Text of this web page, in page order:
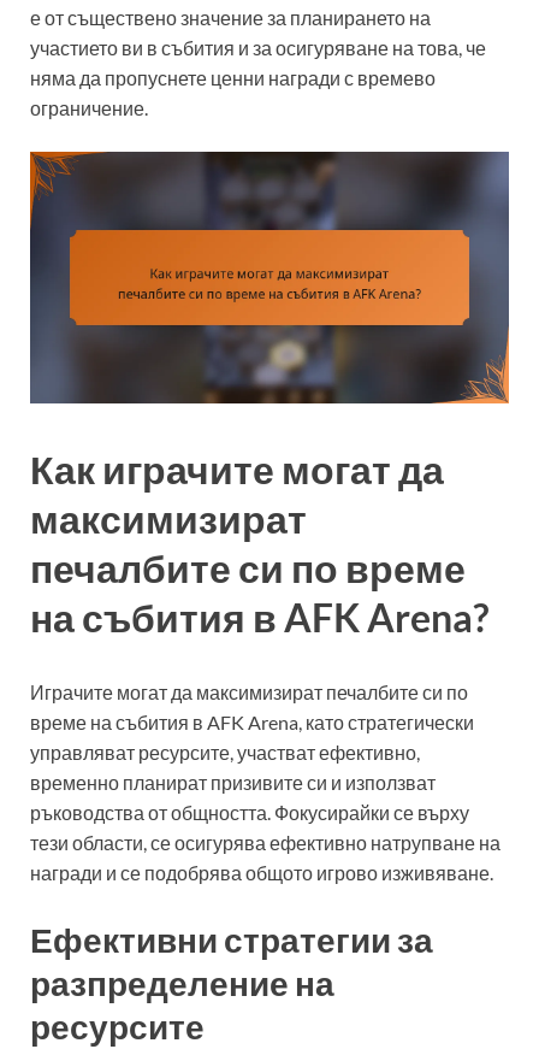
е от съществено значение за планирането на
участието ви в събития и за осигуряване на това, че
няма да пропуснете ценни награди с времево
ограничение.
Как играчите могат да
максимизират
печалбите си по време
на събития в AFK Arena?
Играчите могат да максимизират печалбите си по
време на събития в AFK Arena, като стратегически
управляват ресурсите, участват ефективно,
временно планират призивите си и използват
ръководства от общността. Фокусирайки се върху
тези области, се осигурява ефективно натрупване на
награди и се подобрява общото игрово изживяване.
Ефективни стратегии за
разпределение на
ресурсите